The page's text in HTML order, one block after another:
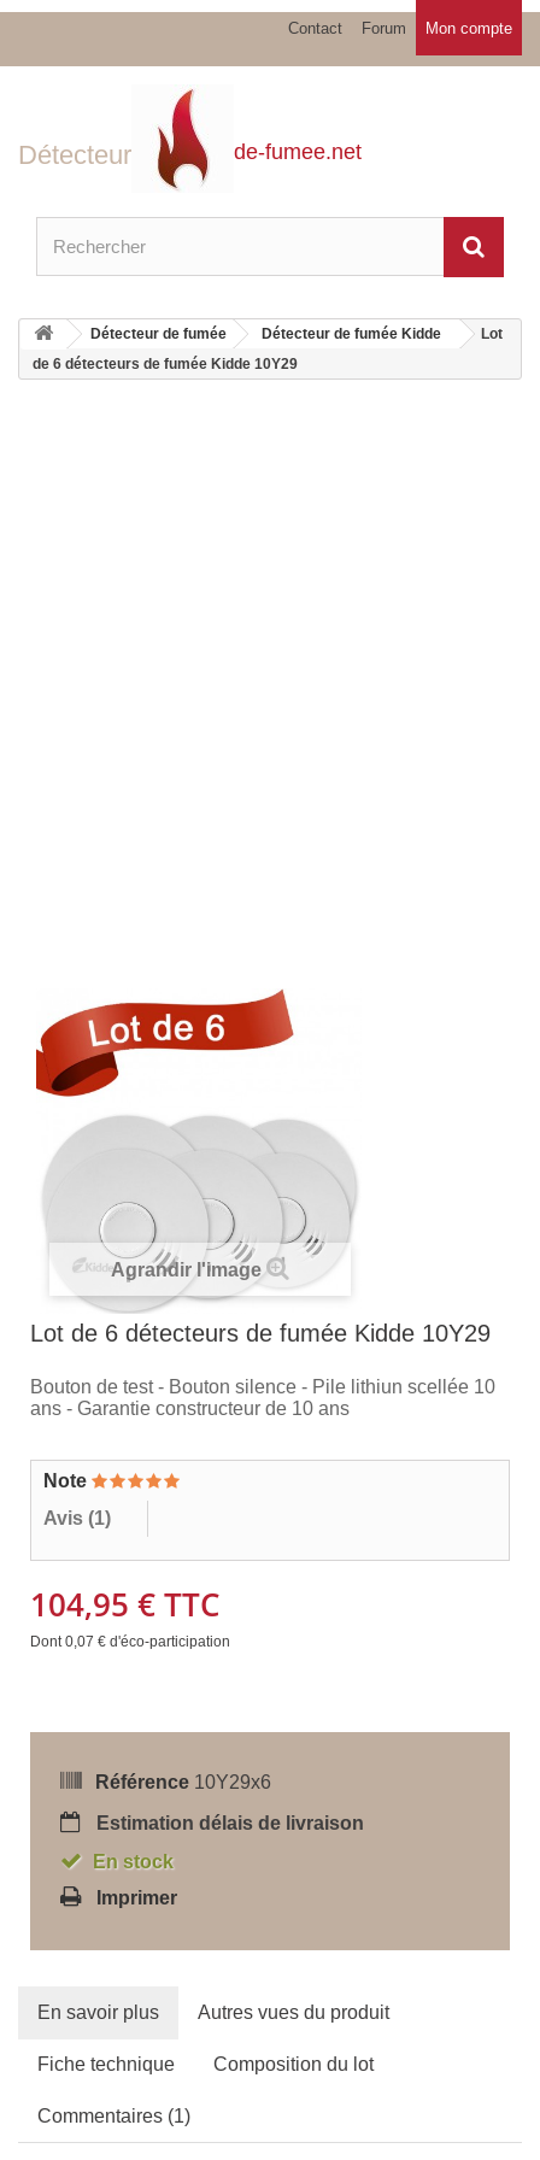
Mon compte
Forum
Contact
Détecteur de-fumee.net
Détecteur de fumée Détecteur de fumée Kidde
Lot
de 6 détecteurs de fumée Kidde 10Y29
Agrandir l'image
Lot de 6 détecteurs de fumée Kidde 10Y29
Bouton de test - Bouton silence - Pile lithiun scellée 10
ans - Garantie constructeur de 10 ans
Note
Avis (1)
104,95 €TTC
Dont0,07 € d'éco-participation
Référence 10Y29x6
Estimation délais de livraison
En stock
Imprimer
En savoir plus Autres vues du produit
Fiche technique Composition du lot
Commentaires (1)